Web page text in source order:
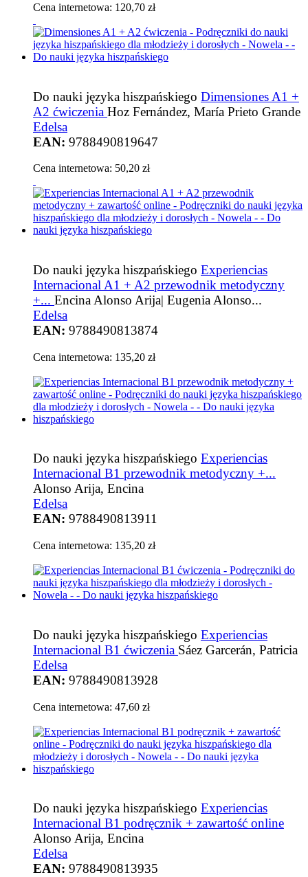
Cena internetowa: 120,70 zł
Do nauki języka hiszpańskiego Dimensiones A1 +
A2 ćwiczenia Hoz Fernández, María Prieto Grande
Edelsa
EAN: 9788490819647
Cena internetowa: 50,20 zł
Do nauki języka hiszpańskiego Experiencias
Internacional A1 + A2 przewodnik metodyczny
+... Encina Alonso Arija| Eugenia Alonso...
Edelsa
EAN: 9788490813874
Cena internetowa: 135,20 zł
Do nauki języka hiszpańskiego Experiencias
Internacional B1 przewodnik metodyczny +...
Alonso Arija, Encina
Edelsa
EAN: 9788490813911
Cena internetowa: 135,20 zł
Do nauki języka hiszpańskiego Experiencias
Internacional B1 ćwiczenia Sáez Garcerán, Patricia
Edelsa
EAN: 9788490813928
Cena internetowa: 47,60 zł
Do nauki języka hiszpańskiego Experiencias
Internacional B1 podręcznik + zawartość online
Alonso Arija, Encina
Edelsa
EAN: 9788490813935